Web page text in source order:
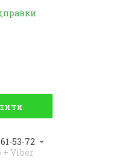
53-72
+ Viber